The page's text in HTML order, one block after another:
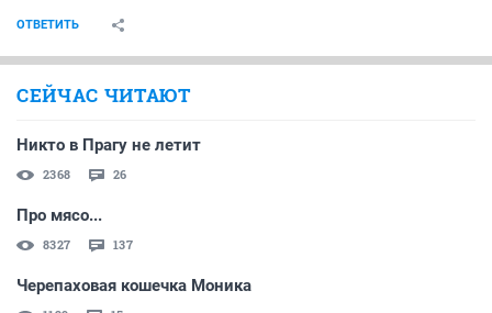
ОТВЕТИТЬ
СЕЙЧАС ЧИТАЮТ
Никто в Прагу не летит
2368 26
Про мясо...
8327 137
Черепаховая кошечка Моника